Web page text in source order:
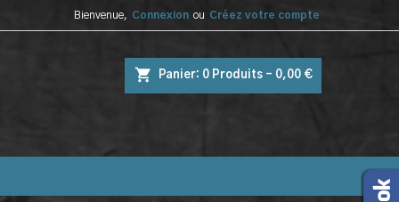
Bienvenue, Connexion ou Créez votre compte
shopping_cart Panier: 0 Produits - 0,00 €